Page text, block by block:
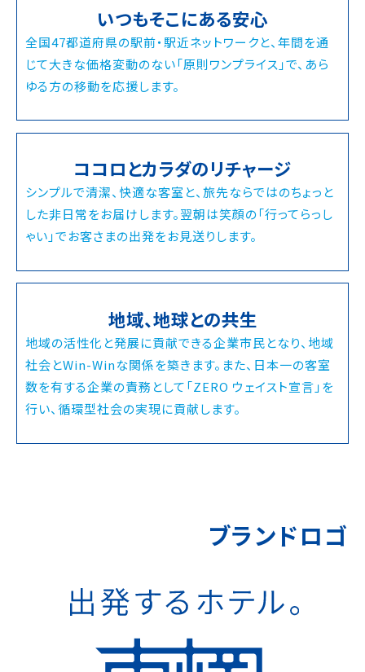
いつもそこにある安心
全国47都道府県の駅前・駅近ネットワークと、年間を通
じて大きな価格変動のない「原則ワンプライス」で、あら
ゆる方の移動を応援します。
ココロとカラダのリチャージ
シンプルで清潔、快適な客室と、旅先ならではのちょっと
した非日常をお届けします。翌朝は笑顔の「行ってらっし
ゃい」でお客さまの出発をお見送りします。
地域、地球との共生
地域の活性化と発展に貢献できる企業市民となり、地域
社会とWin-Winな関係を築きます。また、日本一の客室
数を有する企業の責務として「ZERO ウェイスト宣言」を
行い、循環型社会の実現に貢献します。
ブランドロゴ